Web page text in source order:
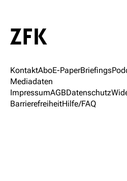
KontaktAboE-PaperBriefings
Mediadaten
ImpressumAGBDatenschutz
BarrierefreiheitHilfe/FAQ